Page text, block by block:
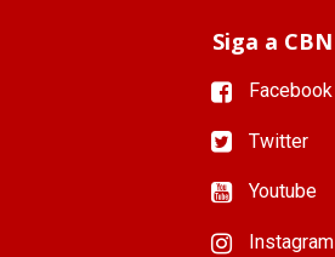
Siga a CBN
Facebook
Twitter
Youtube
Instagram